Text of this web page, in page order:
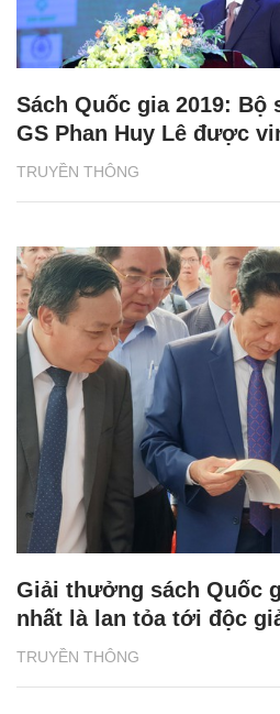
TRUYỀN THÔNG
Sách Quốc gia 2019: Bộ
GS Phan Huy Lê được
TRUYỀN THÔNG
Giải thưởng sách Quốc
nhất là lan tỏa tới độc